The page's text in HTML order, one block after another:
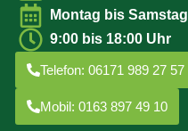
Montag bis Samstag
9:00 bis 18:00 Uhr
Telefon: 06171 989 27 57
Mobil: 0163 897 49 10